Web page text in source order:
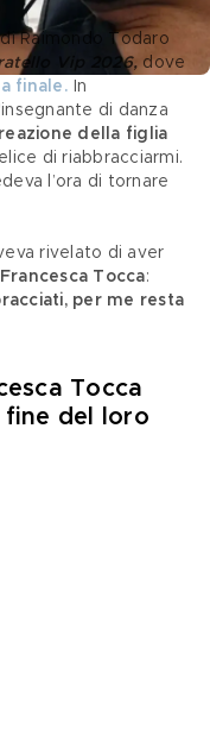
Raimondo Todaro
Vip 2026, dove
finale. In
l'insegnante di danza
reazione della figlia
di riabbracciarmi.
l’ora di tornare
rivelato di aver
Tocca:
per me resta
Tocca
del loro